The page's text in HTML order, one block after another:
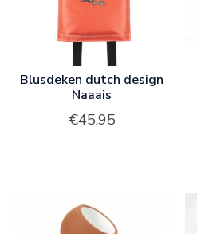
Blusdeken dutch design
Naaais
€45,95